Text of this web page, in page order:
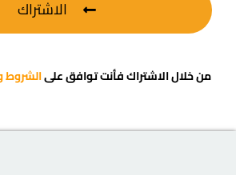
الاشتراك
من خلال الاشتراك فأنت توافق علىالشروط